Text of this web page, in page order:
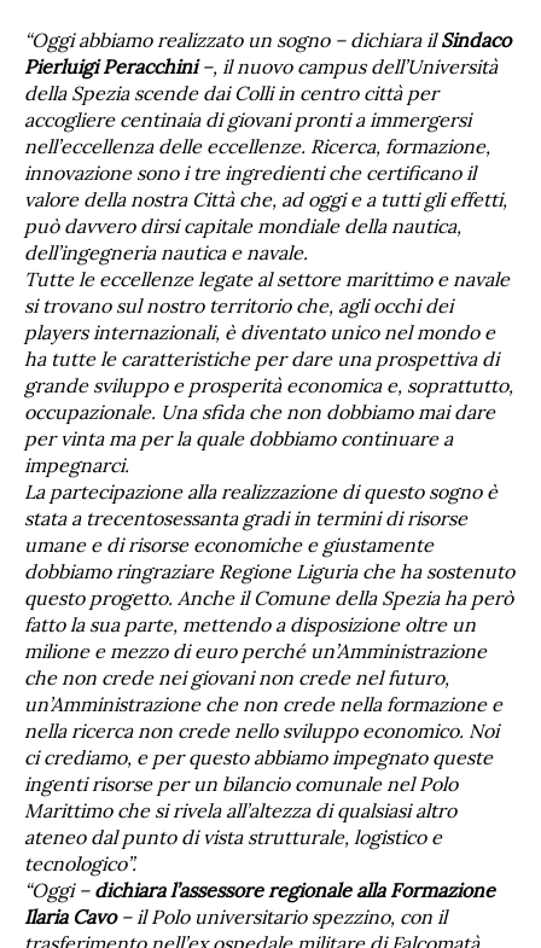
“Oggi abbiamo realizzato un sogno – dichiara ilSindaco
Pierluigi Peracchini–, il nuovo campus dell’Università
della Spezia scende dai Colli in centro città per
accogliere centinaia di giovani pronti a immergersi
nell’eccellenza delle eccellenze. Ricerca, formazione,
innovazione sono i tre ingredienti che certificano il
valore della nostra Città che, ad oggi e a tutti gli effetti,
può davvero dirsi capitale mondiale della nautica,
dell’ingegneria nautica e navale.
Tutte le eccellenze legate al settore marittimo e navale
si trovano sul nostro territorio che, agli occhi dei
players internazionali, è diventato unico nel mondo e
ha tutte le caratteristiche per dare una prospettiva di
grande sviluppo e prosperità economica e, soprattutto,
occupazionale. Una sfida che non dobbiamo mai dare
per vinta ma per la quale dobbiamo continuare a
impegnarci.
La partecipazione alla realizzazione di questo sogno è
stata a trecentosessanta gradi in termini di risorse
umane e di risorse economiche e giustamente
dobbiamo ringraziare Regione Liguria che ha sostenuto
questo progetto. Anche il Comune della Spezia ha però
fatto la sua parte, mettendo a disposizione oltre un
milione e mezzo di euro perché un’Amministrazione
che non crede nei giovani non crede nel futuro,
un’Amministrazione che non crede nella formazione e
nella ricerca non crede nello sviluppo economico. Noi
ci crediamo, e per questo abbiamo impegnato queste
ingenti risorse per un bilancio comunale nel Polo
Marittimo che si rivela all’altezza di qualsiasi altro
ateneo dal punto di vista strutturale, logistico e
tecnologico”.
“Oggi – dichiara l’assessore regionale alla Formazione
Ilaria Cavo– il Polo universitario spezzino, con il
trasferimento nell’ex ospedale militare di Falcomatà,